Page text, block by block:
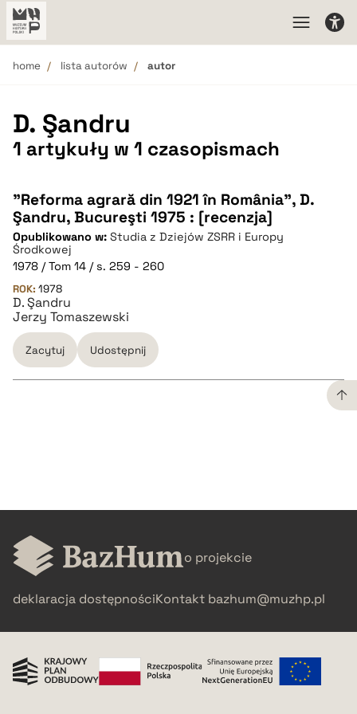
home lista autorów autor
D. Şandru
1 artykuły w 1 czasopismach
"Reforma agrară din 1921 în România", D.
Şandru, Bucureşti 1975 : [recenzja]
Opublikowano w: Studia z Dziejów ZSRR i Europy
Środkowej
1978 / Tom 14 / s. 259 - 260
ROK: 1978
D. Şandru
Jerzy Tomaszewski
Zacytuj Udostępnij
pobierz cytat
o projekcie
deklaracja dostępnościKontakt bazhum@muzhp.pl